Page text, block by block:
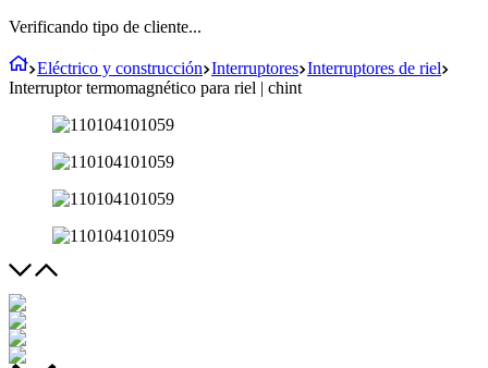
Verificando tipo de cliente...
Eléctrico y construcción Interruptores Interruptores de riel
Interruptor termomagnético para riel | chint